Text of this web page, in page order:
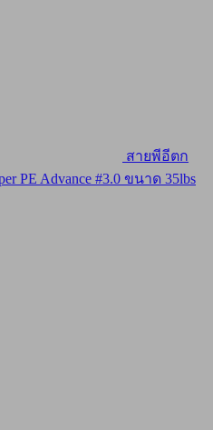
สายพีอีตก
PE Advance #3.0 ขนาด 35lbs